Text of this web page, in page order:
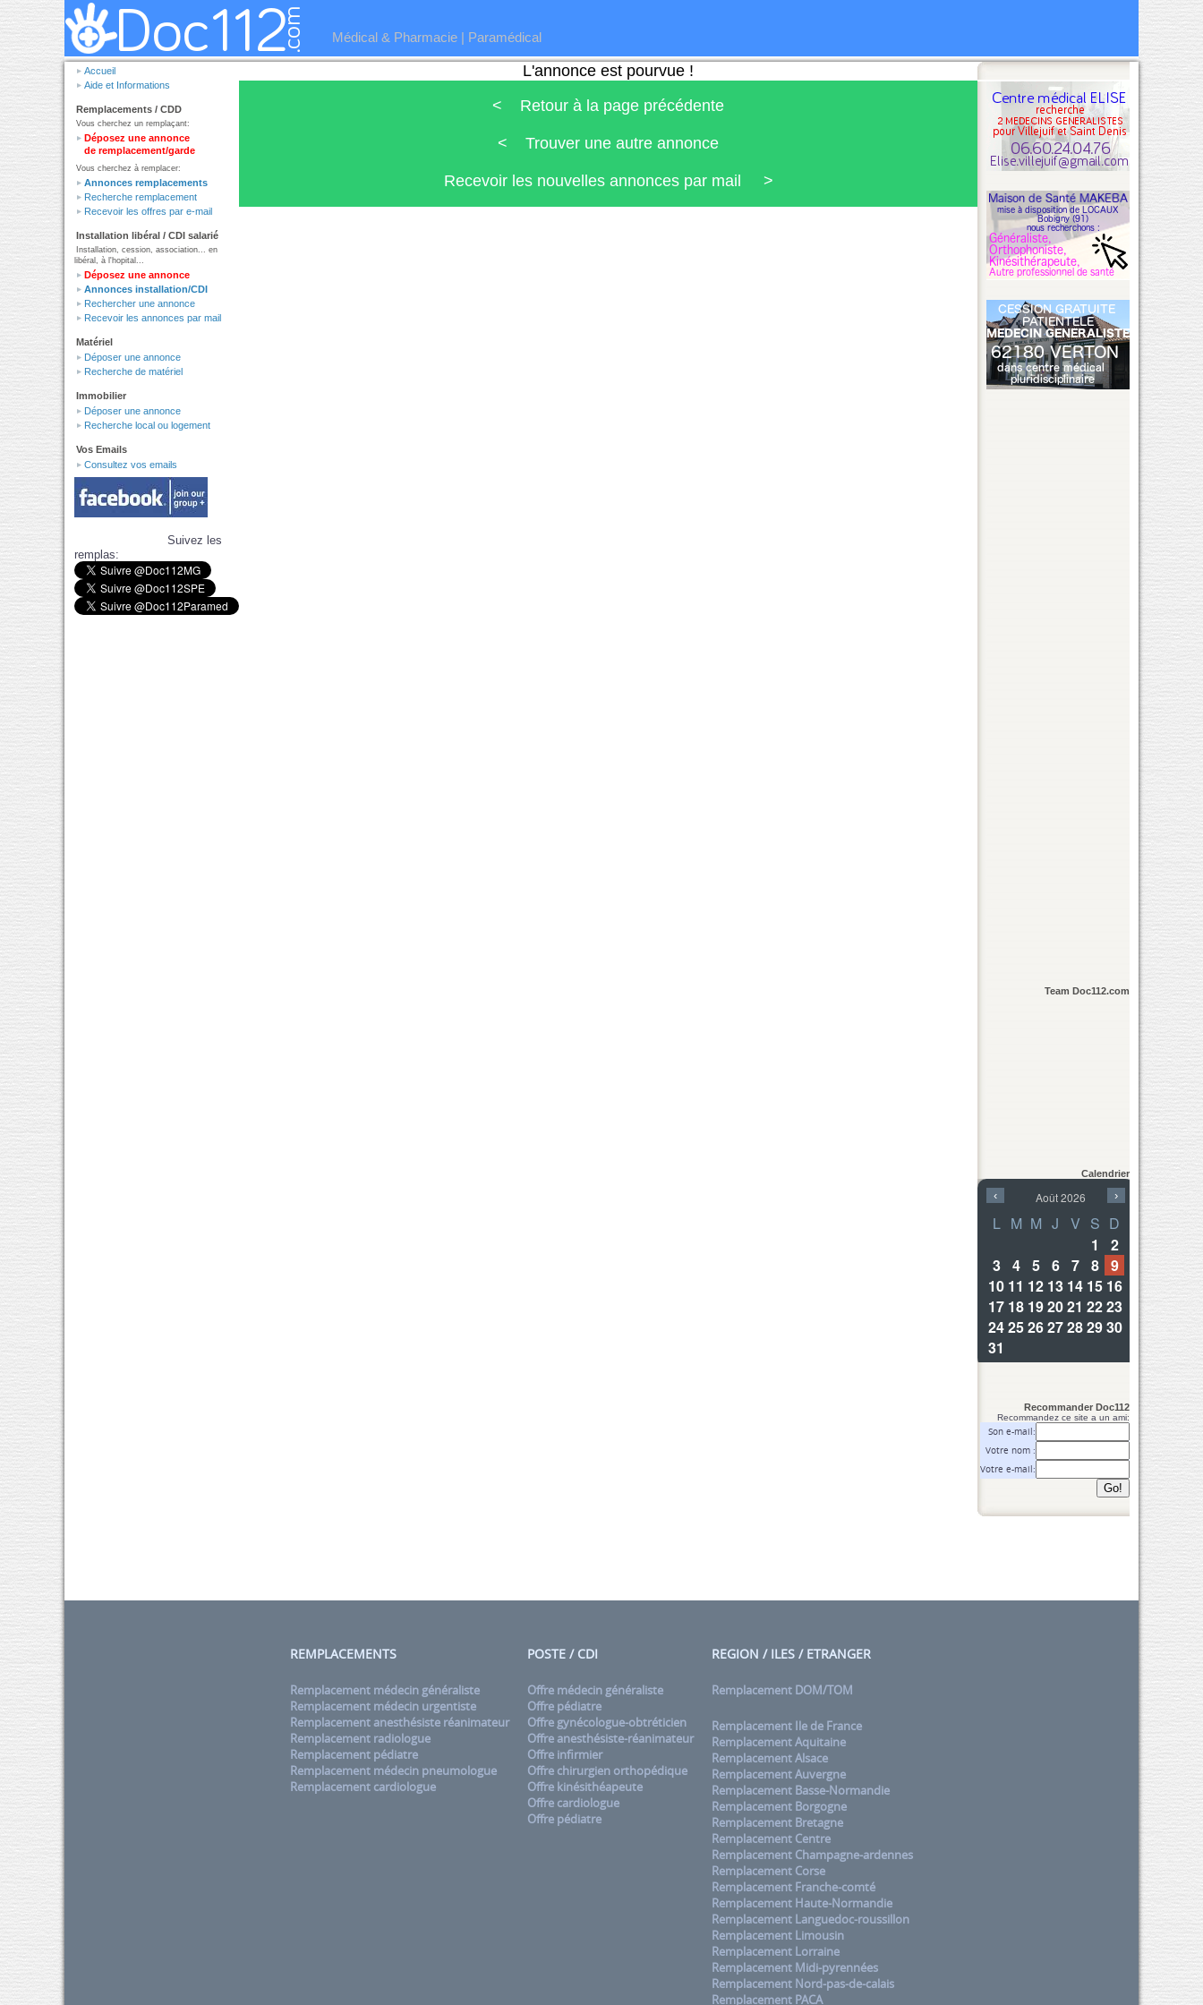
Médical & Pharmacie | Paramédical
Accueil
Aide et Informations
Remplacements / CDD
Vous cherchez un remplaçant:
Déposez une annonce
de remplacement/garde
Vous cherchez à remplacer:
Annonces remplacements
Recherche remplacement
Recevoir les offres par e-mail
Installation libéral / CDI salarié
Installation, cession, association... en
libéral, à l'hopital...
Déposez une annonce
Annonces installation/CDI
Rechercher une annonce
Recevoir les annonces par mail
Matériel
Déposer une annonce
Recherche de matériel
Immobilier
Déposer une annonce
Recherche local ou logement
Vos Emails
Consultez vos emails
Suivez les
remplas:
L'annonce est pourvue !
< Retour à la page précédente
< Trouver une autre annonce
Recevoir les nouvelles annonces par mail >
Team Doc112.com
Calendrier
Recommander Doc112
Recommandez ce site a un ami:
Son e-mail:
Votre nom :
Votre e-mail:
REMPLACEMENTS
Remplacement médecin généraliste
Remplacement médecin urgentiste
Remplacement anesthésiste réanimateur
Remplacement radiologue
Remplacement pédiatre
Remplacement médecin pneumologue
Remplacement cardiologue
POSTE / CDI
Offre médecin généraliste
Offre pédiatre
Offre gynécologue-obtréticien
Offre anesthésiste-réanimateur
Offre infirmier
Offre chirurgien orthopédique
Offre kinésithéapeute
Offre cardiologue
Offre pédiatre
REGION / ILES / ETRANGER
Remplacement DOM/TOM
Remplacement Ile de France
Remplacement Aquitaine
Remplacement Alsace
Remplacement Auvergne
Remplacement Basse-Normandie
Remplacement Borgogne
Remplacement Bretagne
Remplacement Centre
Remplacement Champagne-ardennes
Remplacement Corse
Remplacement Franche-comté
Remplacement Haute-Normandie
Remplacement Languedoc-roussillon
Remplacement Limousin
Remplacement Lorraine
Remplacement Midi-pyrennées
Remplacement Nord-pas-de-calais
Remplacement PACA